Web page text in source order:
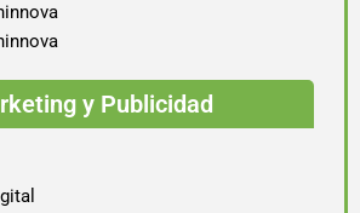
y Publicidad